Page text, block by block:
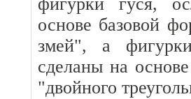
основе базовой
змей", а
сделаны на
"двойного